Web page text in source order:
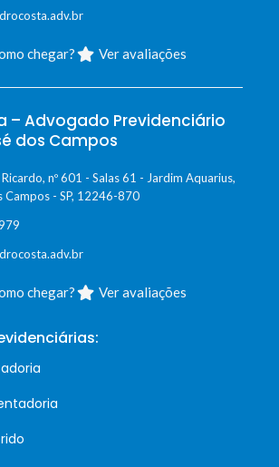
chegar? Ver avaliações
– Advogado Previdenciário
dos Campos
nº 601 - Salas 61 - Jardim Aquarius,
Campos - SP, 12246-870
chegar? Ver avaliações